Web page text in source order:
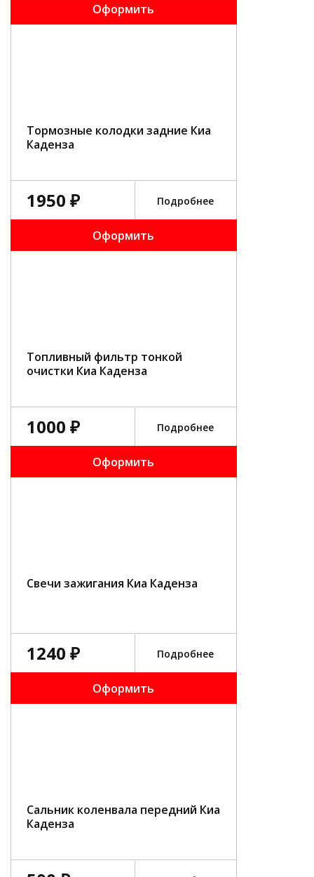
Оформить
Тормозные колодки задние Киа
Каденза
1950 ₽ Подробнее
Оформить
Топливный фильтр тонкой
очистки Киа Каденза
1000 ₽ Подробнее
Оформить
Свечи зажигания Киа Каденза
1240 ₽ Подробнее
Оформить
Сальник коленвала передний Киа
Каденза